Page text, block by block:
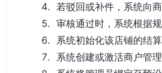
若驳回或补件，系统向
审核通过时，系统根据
系统初始化该店铺的结
系统创建或激活商户管